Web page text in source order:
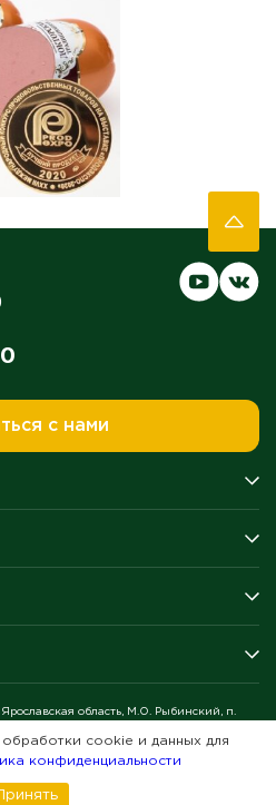
cookie и данных для
конфиденциальности
с нами
область, М.О. Рыбинский, п.
данных